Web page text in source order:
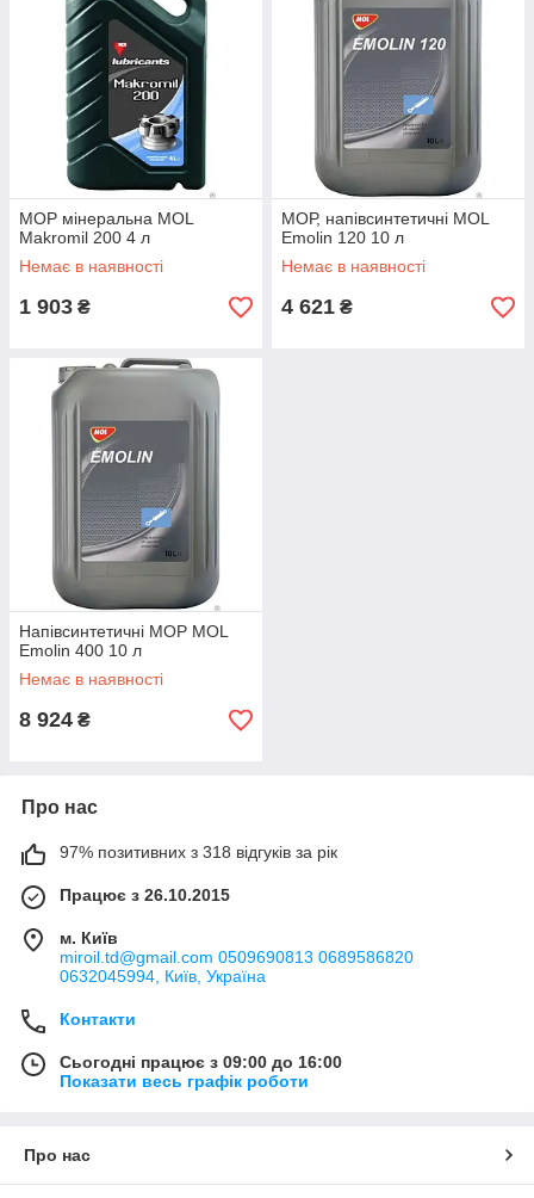
МОР мінеральна MOL
Makromil 200 4 л
Немає в наявності
1 903 ₴
МОР, напівсинтетичні MOL
Emolin 120 10 л
Немає в наявності
4 621 ₴
Напівсинтетичні МОР MOL
Emolin 400 10 л
Немає в наявності
8 924 ₴
Про нас
97% позитивних з 318 відгуків за рік
Працює з 26.10.2015
м. Київ
miroil.td@gmail.com 0509690813 0689586820
0632045994, Київ, Україна
Контакти
Сьогодні працює з 09:00 до 16:00
Показати весь графік роботи
Про нас